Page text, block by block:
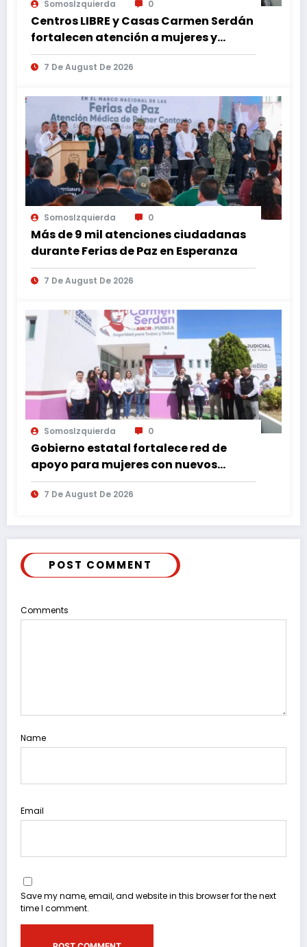
SomosIzquierda 0
Centros LIBRE y Casas Carmen Serdán
fortalecen atención a mujeres y
reducen feminicidio en Puebla
7 De August De 2026
SomosIzquierda 0
Más de 9 mil atenciones ciudadanas
durante Ferias de Paz en Esperanza
7 De August De 2026
SomosIzquierda 0
Gobierno estatal fortalece red de
apoyo para mujeres con nuevos
espacios de atención en Puebla
7 De August De 2026
POST COMMENT
Comments
Name
Email
Save my name, email, and website in this browser for the next
time I comment.